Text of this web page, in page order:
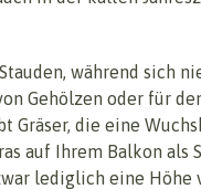
während sich
Gehölzen oder für
Gräser, die eine
auf Ihrem Balkon als
lediglich eine Höhe